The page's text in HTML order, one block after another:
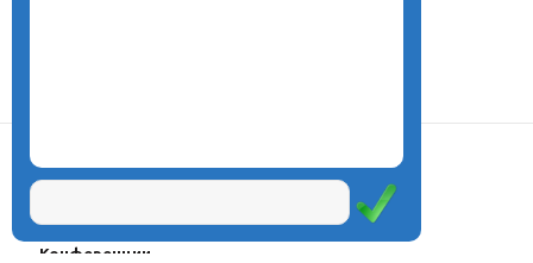
Проекты
Олимпиады
Конферeнции